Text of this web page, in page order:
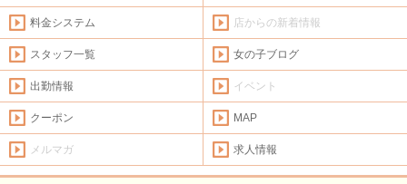
料金システム 店からの新着情報
スタッフ一覧 女の子ブログ
出勤情報 イベント
クーポン MAP
メルマガ 求人情報